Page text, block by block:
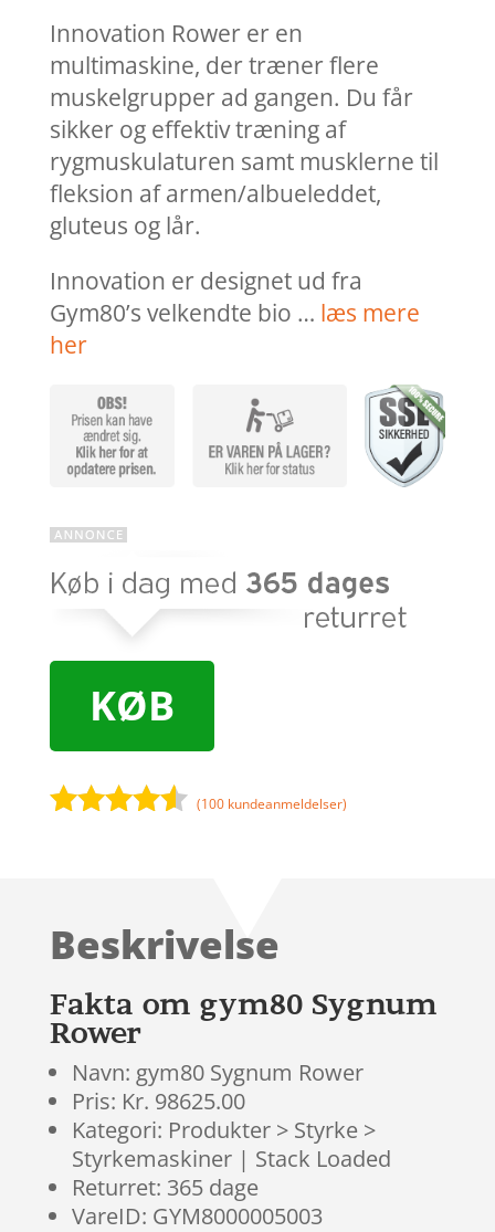
Innovation Rower er en
multimaskine, der træner flere
muskelgrupper ad gangen. Du får
sikker og effektiv træning af
rygmuskulaturen samt musklerne til
fleksion af armen/albueleddet,
gluteus og lår.
Innovation er designet ud fra
Gym80’s velkendte bio … læs mere
her
KØB
på
mmelser
(100 kundeanmeldelser)
Beskrivelse
Fakta om gym80 Sygnum
Rower
Navn: gym80 Sygnum Rower
Pris: Kr. 98625.00
Kategori: Produkter > Styrke >
Styrkemaskiner | Stack Loaded
Returret: 365 dage
VareID: GYM8000005003